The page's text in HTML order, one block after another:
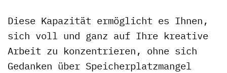
Diese Kapazität ermöglicht es Ihnen,
sich voll und ganz auf Ihre kreative
Arbeit zu konzentrieren, ohne sich
Gedanken über Speicherplatzmangel